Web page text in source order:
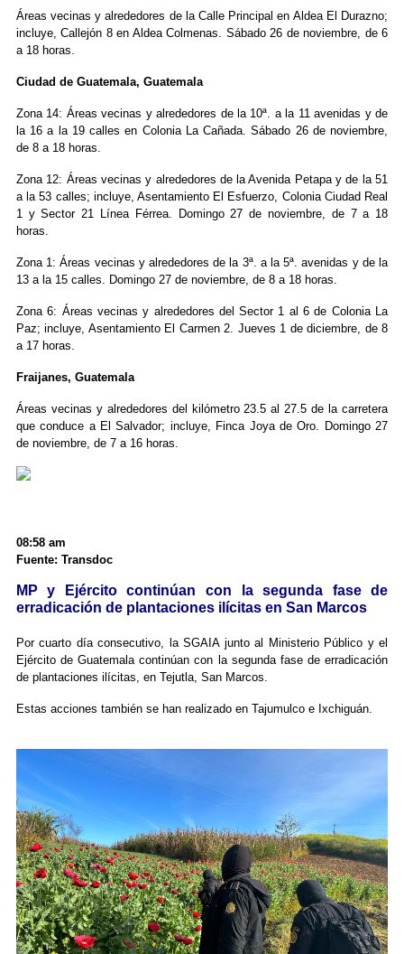
Áreas vecinas y alrededores de la Calle Principal en Aldea El Durazno;
incluye, Callejón 8 en Aldea Colmenas. Sábado 26 de noviembre, de 6
a 18 horas.
Ciudad de Guatemala, Guatemala
Zona 14: Áreas vecinas y alrededores de la 10ª. a la 11 avenidas y de
la 16 a la 19 calles en Colonia La Cañada. Sábado 26 de noviembre,
de 8 a 18 horas.
Zona 12: Áreas vecinas y alrededores de la Avenida Petapa y de la 51
a la 53 calles; incluye, Asentamiento El Esfuerzo, Colonia Ciudad Real
1 y Sector 21 Línea Férrea. Domingo 27 de noviembre, de 7 a 18
horas.
Zona 1: Áreas vecinas y alrededores de la 3ª. a la 5ª. avenidas y de la
13 a la 15 calles. Domingo 27 de noviembre, de 8 a 18 horas.
Zona 6: Áreas vecinas y alrededores del Sector 1 al 6 de Colonia La
Paz; incluye, Asentamiento El Carmen 2. Jueves 1 de diciembre, de 8
a 17 horas.
Fraijanes, Guatemala
Áreas vecinas y alrededores del kilómetro 23.5 al 27.5 de la carretera
que conduce a El Salvador; incluye, Finca Joya de Oro. Domingo 27
de noviembre, de 7 a 16 horas.
08:58 am
Fuente: Transdoc
MP y Ejército continúan con la segunda fase de
erradicación de plantaciones ilícitas en San Marcos
Por cuarto día consecutivo, la SGAIA junto al Ministerio Público y el
Ejército de Guatemala continúan con la segunda fase de erradicación
de plantaciones ilícitas, en Tejutla, San Marcos.
Estas acciones también se han realizado en Tajumulco e Ixchiguán.